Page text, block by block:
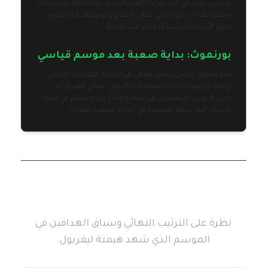
بورنموث: بداية صعبة بعد موسم قياسي
نظرة على الترتيب النهائي وسباق الهدافين في
الموسم الذي شهد هيمنة ليفربول.